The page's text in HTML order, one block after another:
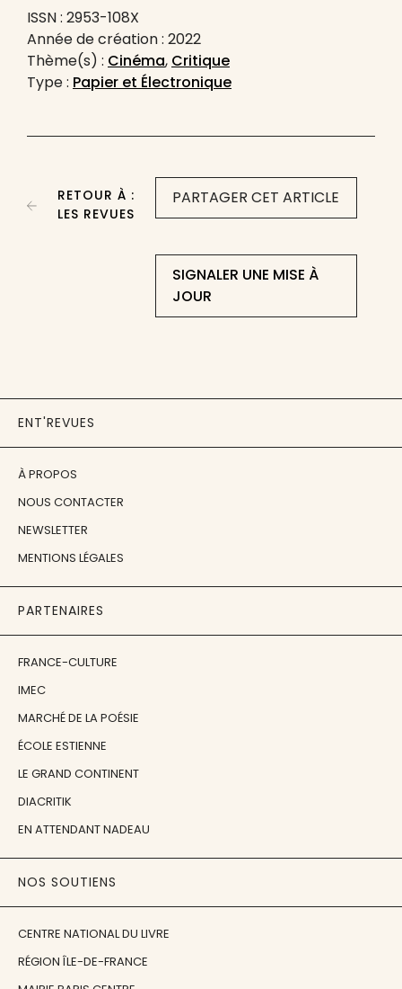
ISSN : 2953-108X
Année de création : 2022
Thème(s) : Cinéma, Critique
Type : Papier et Électronique
PARTAGER CET ARTICLE
SIGNALER UNE MISE À
JOUR
RETOUR À :
LES REVUES
ENT'REVUES
À PROPOS
NOUS CONTACTER
NEWSLETTER
MENTIONS LÉGALES
PARTENAIRES
FRANCE-CULTURE
IMEC
MARCHÉ DE LA POÉSIE
ÉCOLE ESTIENNE
LE GRAND CONTINENT
DIACRITIK
EN ATTENDANT NADEAU
NOS SOUTIENS
CENTRE NATIONAL DU LIVRE
RÉGION ÎLE-DE-FRANCE